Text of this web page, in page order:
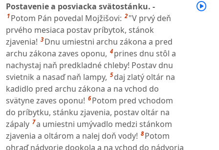
Postavenie a posviacka svätostánku. -
1 Potom Pán povedal Mojžišovi: 2 "V prvý deň
prvého mesiaca postav príbytok, stánok
zjavenia! 3 Dnu umiestni archu zákona a pred
archu zákona zaves oponu, 4 prines dnu stôl a
nachystaj naň predkladné chleby! Postav dnu
svietnik a nasaď naň lampy, 5 daj zlatý oltár na
kadidlo pred archu zákona a na vchod do
svätyne zaves oponu! 6 Potom pred vchodom
do príbytku, stánku zjavenia, postav oltár na
zápaly 7a umiestni umývadlo medzi stánkom
zjavenia a oltárom a nalej doň vody! 8 Potom
ohraď nádvorie dookola a na vchod do nádvoria